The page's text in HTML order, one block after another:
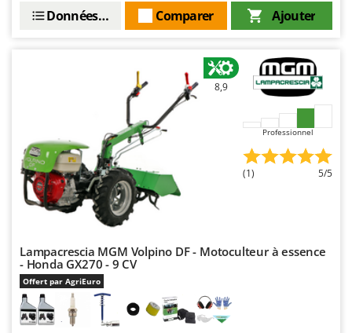
Ajouter
Comparer
Données techniques
8,9
Professionnel
(1) 5/5
Lampacrescia MGM Volpino DF - Motoculteur à essence
- Honda GX270 - 9 CV
Offert par AgriEuro